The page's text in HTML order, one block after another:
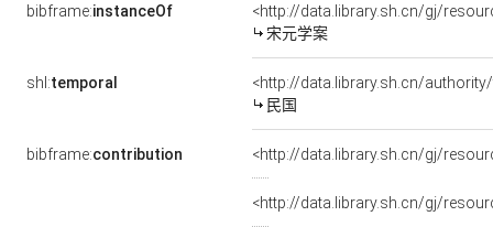
bibframe:instanceOf
<http://data.library.sh.cn/gj/
宋元学案
shl:temporal
<http://data.library.sh.cn/
民国
bibframe:contribution <http://data.library.sh.cn/gj/
<http://data.library.sh.cn/gj/